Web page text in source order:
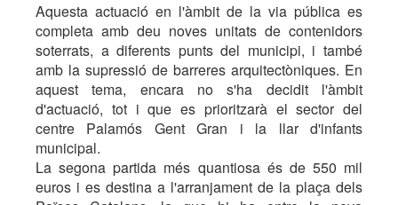
Aquesta actuació en l'àmbit de la via pública es
completa amb deu noves unitats de contenidors
soterrats, a diferents punts del municipi, i també
amb la supressió de barreres arquitectòniques. En
aquest tema, encara no s'ha decidit l'àmbit
d'actuació, tot i que es prioritzarà el sector del
centre Palamós Gent Gran i la llar d'infants
municipal.
La segona partida més quantiosa és de 550 mil
euros i es destina a l'arranjament de la plaça dels